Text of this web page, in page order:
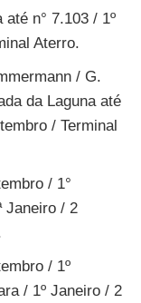
n° 7.103 / 1º
Aterro.
/ G.
da Laguna até
/ Terminal
/ 1°
Janeiro / 2
/ 1º
/ 1º Janeiro / 2